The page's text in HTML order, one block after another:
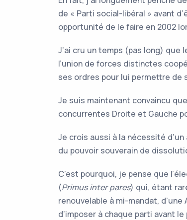
de « Parti social-libéral » avant
opportunité de le faire en 2002
J’ai cru un temps (pas long) que
l’union de forces distinctes
ses ordres pour lui permettre de
Je suis maintenant convaincu
concurrentes Droite et Gauche
Je crois aussi à la nécessité
du pouvoir souverain de
C’est pourquoi, je pense que
(Primus inter pares) qui, étant
renouvelable à mi-mandat,
d’imposer à chaque parti avant